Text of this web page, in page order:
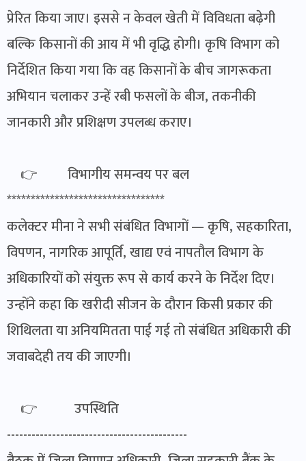
प्रेरित किया जाए। इससे न केवल खेती में विविधता बढ़ेगी
बल्कि किसानों की आय में भी वृद्धि होगी। कृषि विभाग को
निर्देशित किया गया कि वह किसानों के बीच जागरूकता
अभियान चलाकर उन्हें रबी फसलों के बीज, तकनीकी
जानकारी और प्रशिक्षण उपलब्ध कराए।
👉 विभागीय समन्वय पर बल
*********************************
कलेक्टर मीना ने सभी संबंधित विभागों — कृषि, सहकारिता,
विपणन, नागरिक आपूर्ति, खाद्य एवं नापतौल विभाग के
अधिकारियों को संयुक्त रूप से कार्य करने के निर्देश दिए।
उन्होंने कहा कि खरीदी सीजन के दौरान किसी प्रकार की
शिथिलता या अनियमितता पाई गई तो संबंधित अधिकारी की
जवाबदेही तय की जाएगी।
👉 उपस्थिति
--------------------------------------------